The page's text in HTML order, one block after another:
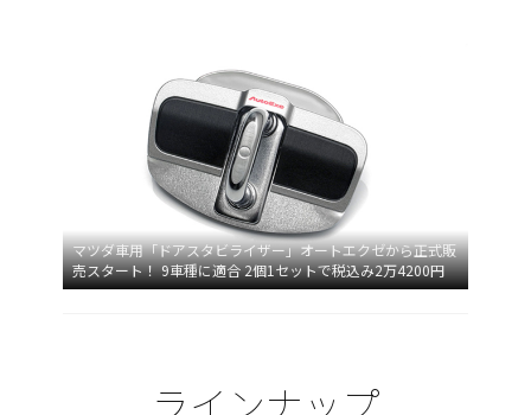
マツダ車用「ドアスタビライザー」オートエクゼから正式販
売スタート！ 9車種に適合 2個1セットで税込み2万4200円
ラインナップ